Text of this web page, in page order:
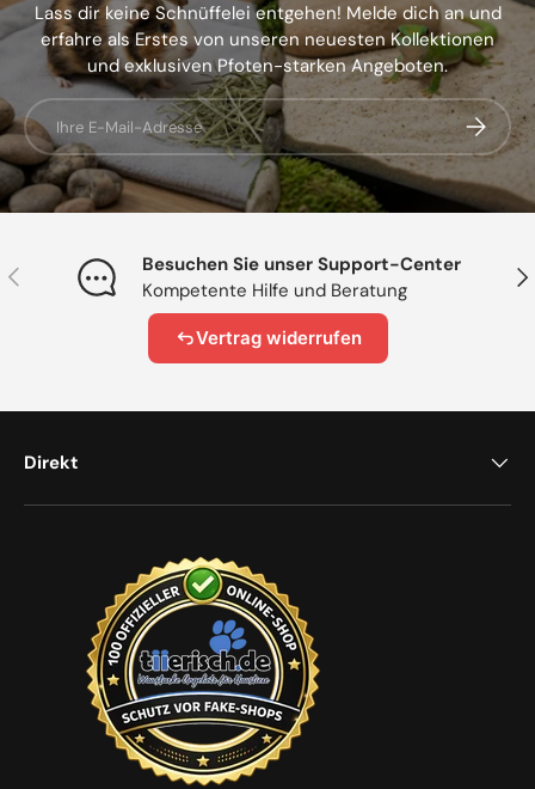
Lass dir keine Schnüffelei entgehen! Melde dich an und
erfahre als Erstes von unseren neuesten Kollektionen
und exklusiven Pfoten-starken Angeboten.
E-Mail
Vorherige
Besuchen Sie unser Support-Center
Kompetente Hilfe und Beratung
Vertrag widerrufen
Direkt